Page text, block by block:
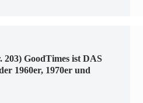
203) GoodTimes ist DAS
1960er, 1970er und